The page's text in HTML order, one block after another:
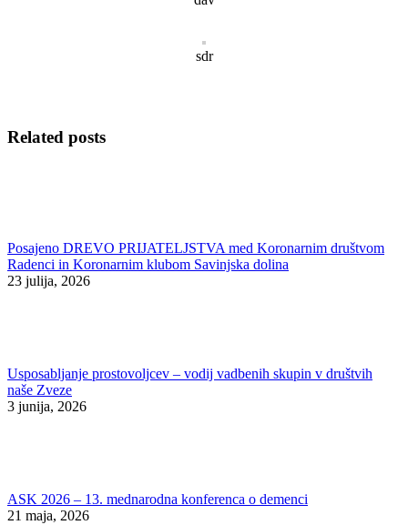
sdr
Related posts
Posajeno DREVO PRIJATELJSTVA med Koronarnim društvom
Radenci in Koronarnim klubom Savinjska dolina
23 julija, 2026
Usposabljanje prostovoljcev – vodij vadbenih skupin v društvih
naše Zveze
3 junija, 2026
ASK 2026 – 13. mednarodna konferenca o demenci
21 maja, 2026